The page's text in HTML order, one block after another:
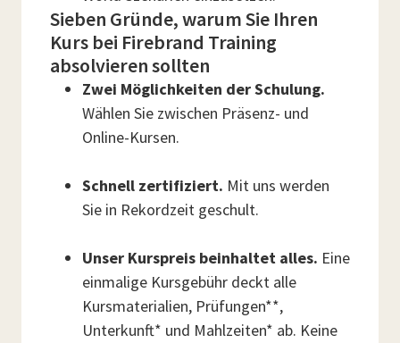
Sieben Gründe, warum Sie Ihren
Kurs bei Firebrand Training
absolvieren sollten
Zwei Möglichkeiten der Schulung.
Wählen Sie zwischen Präsenz- und
Online-Kursen.
Schnell zertifiziert. Mit uns werden
Sie in Rekordzeit geschult.
Unser Kurspreis beinhaltet alles. Eine
einmalige Kursgebühr deckt alle
Kursmaterialien, Prüfungen**,
Unterkunft* und Mahlzeiten* ab. Keine